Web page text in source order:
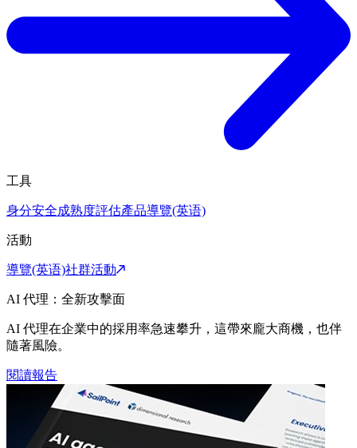
工具
身分安全成熟度評估產品導覽(英语)
活動
導覽(英语)社群活動
AI 代理：全新攻擊面
AI 代理在企業中的採用率急速攀升，這帶來龐大商機，也伴
隨著風險。
閱讀報告